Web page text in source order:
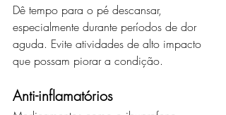
Dê tempo para o pé descansar,
especialmente durante períodos de dor
aguda. Evite atividades de alto impacto
que possam piorar a condição.
Anti-inflamatórios